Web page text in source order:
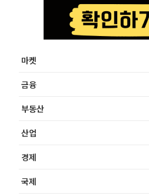
마켓
금융
부동산
산업
경제
국제